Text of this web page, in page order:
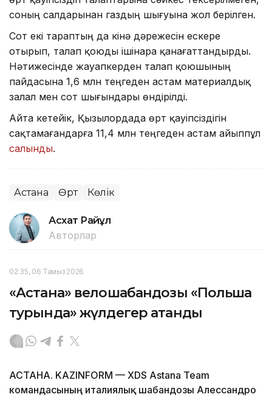
соның салдарынан газдың шығуына жол берілген.
Сот екі тараптың да кінә дәрежесін ескере
отырып, талап қоюды ішінара қанағаттандырды.
Нәтижесінде жауапкерден талап қоюшының
пайдасына 1,6 млн теңгеден астам материалдық
залал мен сот шығындары өндірілді.
Айта кетейік, Қызылордада өрт қауіпсіздігін
сақтамағандарға 11,4 млн теңгеден астам айыппұл
салынды.
Астана Өрт Көлік
Асхат Райқұл
Авторлар
02:35, 06 Тамыз 2026
«Астана» велошабандозы «Польша
турында» жүлдегер атанды
АСТАНА. KAZINFORM — XDS Astana Team
командасының италиялық шабандозы Алессандро